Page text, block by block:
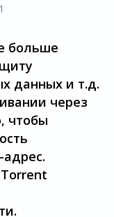
больше
данных и т.д.
через
чтобы
адрес.